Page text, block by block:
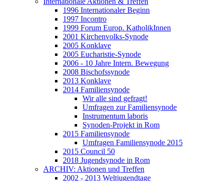
1996 Internationaler Beginn
1997 Incontro
1999 Forum Europ. KatholikInnen
2001 Kirchenvolks-Synode
2005 Konklave
2005 Eucharistie-Synode
2006 - 10 Jahre Intern. Bewegung
2008 Bischofssynode
2013 Konklave
2014 Familiensynode
Wir alle sind gefragt!
Umfragen zur Familiensynode
Instrumentum laboris
Synoden-Projekt in Rom
2015 Familiensynode
Umfragen Familiensynode 2015
2015 Council 50
2018 Jugendsynode in Rom
ARCHIV: Aktionen und Treffen
2002 - 2013 Weltjugendtage